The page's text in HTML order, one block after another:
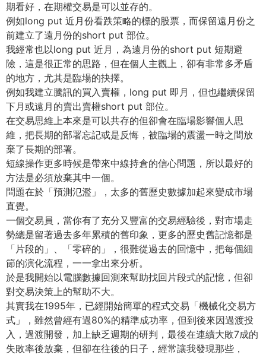
期看好，在期權交易是可以並存的。
例如long put 近月份看跌策略的標的股票，而保留遠月份之
前建立了遠月份的short put 部位。
我經常也以long put 近月，為遠月份的short put 短期避
險，這是很正常的思路，但在個人主觀上，卻有非常多矛盾
的地方，尤其是臨場的抉擇。
例如我建立騰訊的買入賣權，long put 即月，但也繼續保留
下月或遠月的賣出賣權short put 部位。
在交易思維上本來是可以共存的但卻會在臨場影響個人思
維，把長期的部署忘記或是反悔，被臨場的震盪一時之間放
棄了長期的部署。
短線操作更多時候是帶來中線持倉的信心問題，所以最好的
方法是必須放棄其中一個。
問題在於「預測氾濫」，太多的舊歷史數據加起來變成市場
直覺。
一個交易員，當你有了充分又豐富的交易經驗後，對市場走
勢總是留著過去多年累積的舊印象，更多的歷史舊記憶都是
「片段的」、「零碎的」，很難從過去的回憶中，把每個細
節的演化流程，一一拿出來分析。
於是我開始以電腦數據回測來幫助找回片段式的記憶，但卻
對交易決策上的幫助不大。
其實我在1995年，已經開始簡單的程式交易「機械化交易方
式」，雖然曾經有過80%的精準成功率，但到後來因過渡投
入，過渡開發，加上缺乏週期的研判，最後在連續大敗7成的
失敗率後放棄，但卻在往後的日子，經常讓我發現那些，